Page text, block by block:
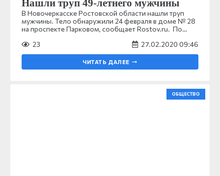
Нашли труп 49-летнего мужчины
В Новочеркасске Ростовской области нашли труп
мужчины. Тело обнаружили 24 февраля в доме № 28
на проспекте Парковом, сообщает Rostov.ru. По…
23
27.02.2020 09:46
ЧИТАТЬ ДАЛЕЕ
ОБЩЕСТВО